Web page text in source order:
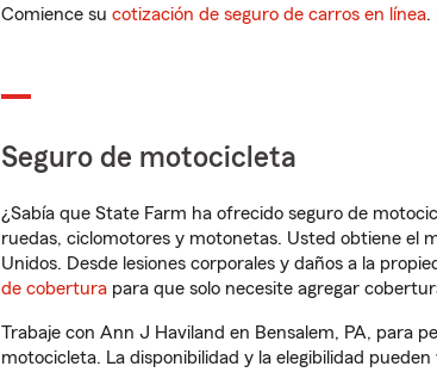
Comience su cotización de seguro de carros en línea.
Seguro de motocicleta
¿Sabía que State Farm ha ofrecido seguro de
ruedas, ciclomotores y motonetas. Usted obtiene el
Unidos. Desde lesiones corporales y daños a la
de cobertura para que solo necesite agregar
Trabaje con Ann J Haviland en Bensalem, PA, para
motocicleta. La disponibilidad y la elegibilidad pueden